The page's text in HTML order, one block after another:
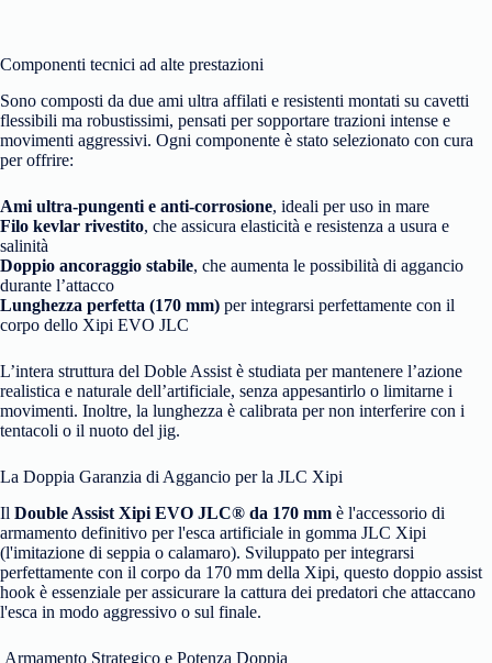
Componenti tecnici ad alte prestazioni
Sono composti da due ami ultra affilati e resistenti montati su cavetti
flessibili ma robustissimi, pensati per sopportare trazioni intense e
movimenti aggressivi. Ogni componente è stato selezionato con cura
per offrire:
Ami ultra-pungenti e anti-corrosione, ideali per uso in mare
Filo kevlar rivestito, che assicura elasticità e resistenza a usura e
salinità
Doppio ancoraggio stabile, che aumenta le possibilità di aggancio
durante l’attacco
Lunghezza perfetta (170 mm) per integrarsi perfettamente con il
corpo dello Xipi EVO JLC
L’intera struttura del Doble Assist è studiata per mantenere l’azione
realistica e naturale dell’artificiale, senza appesantirlo o limitarne i
movimenti. Inoltre, la lunghezza è calibrata per non interferire con i
tentacoli o il nuoto del jig.
La Doppia Garanzia di Aggancio per la JLC Xipi
Il Double Assist Xipi EVO JLC® da 170 mm è l'accessorio di
armamento definitivo per l'esca artificiale in gomma JLC Xipi
(l'imitazione di seppia o calamaro). Sviluppato per integrarsi
perfettamente con il corpo da 170 mm della Xipi, questo doppio assist
hook è essenziale per assicurare la cattura dei predatori che attaccano
l'esca in modo aggressivo o sul finale.
Armamento Strategico e Potenza Doppia